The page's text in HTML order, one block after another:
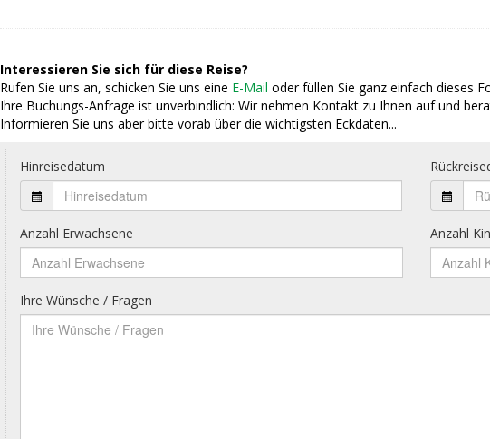
Interessieren Sie sich für diese Reise?
Rufen Sie uns an, schicken Sie uns eine E-Mail oder füllen Sie ganz einfach dieses
Ihre Buchungs-Anfrage ist unverbindlich: Wir nehmen Kontakt zu Ihnen auf und
Informieren Sie uns aber bitte vorab über die wichtigsten Eckdaten...